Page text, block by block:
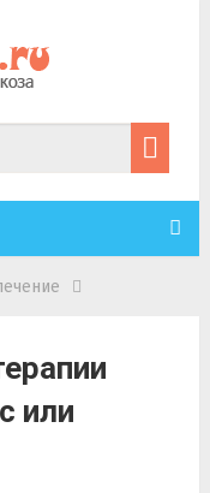
или